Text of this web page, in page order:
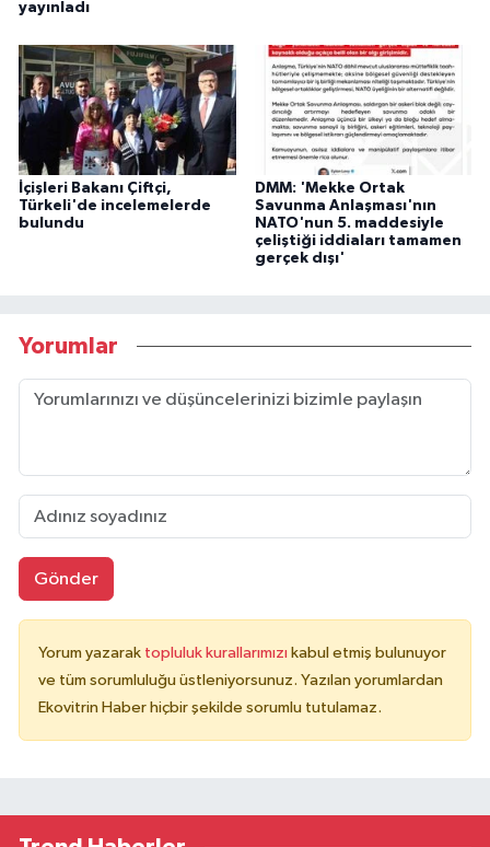
yayınladı
İçişleri Bakanı Çiftçi,
Türkeli'de incelemelerde
bulundu
DMM: 'Mekke Ortak
Savunma Anlaşması'nın
NATO'nun 5. maddesiyle
çeliştiği iddiaları tamamen
gerçek dışı'
Yorumlar
Gönder
Yorum yazarak topluluk kurallarımızı kabul etmiş bulunuyor
ve tüm sorumluluğu üstleniyorsunuz. Yazılan yorumlardan
Ekovitrin Haber hiçbir şekilde sorumlu tutulamaz.